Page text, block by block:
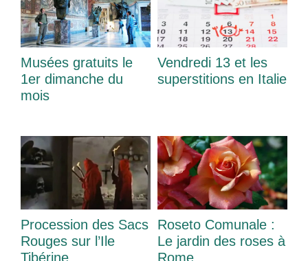
Musées gratuits le
1er dimanche du
mois
Vendredi 13 et les
superstitions en Italie
Procession des Sacs
Rouges sur l’Ile
Tibérine
Roseto Comunale :
Le jardin des roses à
Rome